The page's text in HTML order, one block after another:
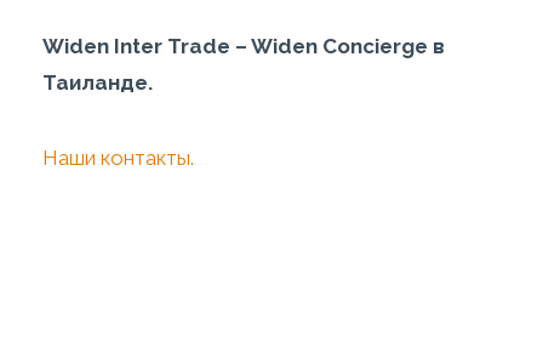
Widen Inter Trade – Widen Concierge в
Таиланде.
Наши контакты.